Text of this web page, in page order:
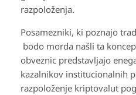
razpoloženja.
Posamezniki, ki poznajo
bodo morda našli ta
obveznic predstavljajo
kazalnikov institucionalnih
razpoloženje kriptovalut